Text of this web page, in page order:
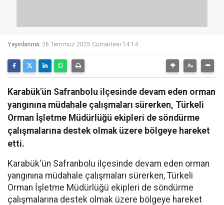
Yayınlanma: 26 Temmuz 2025 Cumartesi 14:14
Karabük'ün Safranbolu ilçesinde devam eden orman
yangınına müdahale çalışmaları sürerken, Türkeli
Orman İşletme Müdürlüğü ekipleri de söndürme
çalışmalarına destek olmak üzere bölgeye hareket
etti.
Karabük'ün Safranbolu ilçesinde devam eden orman
yangınına müdahale çalışmaları sürerken, Türkeli
Orman İşletme Müdürlüğü ekipleri de söndürme
çalışmalarına destek olmak üzere bölgeye hareket